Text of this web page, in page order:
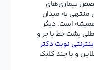
بیماری‌های
منتهی به میدان
همیشه است. دیگر
پشت خط یا جر و
نوبت دکتر
و با چند کلیک